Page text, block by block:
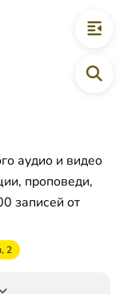
аудио и видео
проповеди,
записей от
2